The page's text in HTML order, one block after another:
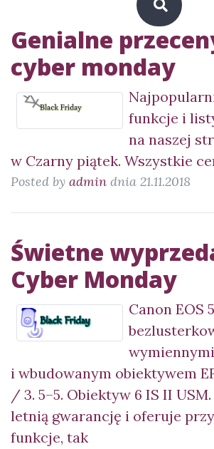
Genialne
cyber monday
funkcje i
na naszej
w Czarny piątek. Wszystkie
Posted by admin dnia 21.11.2018
Świetne
Cyber Monday
Canon EOS
i wbudowanym obiektywem
/ 3. 5–5. Obiektyw 6 IS II
letnią gwarancję i oferuje
funkcje, tak